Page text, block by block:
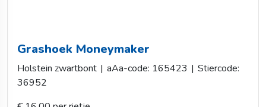
Grashoek Moneymaker
Holstein zwartbont | aAa-code: 165423 | Stiercode:
36952